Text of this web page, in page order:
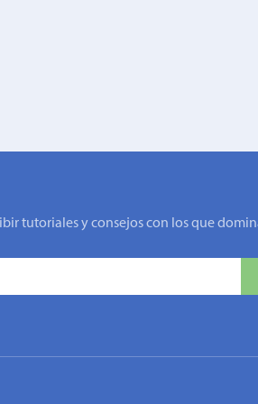
tutoriales y consejos con los que